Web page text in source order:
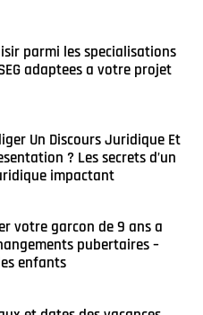
parmi les specialisations
adaptees a votre projet
Un Discours Juridique Et
? Les secrets d’un
impactant
votre garcon de 9 ans a
pubertaires –
enfants